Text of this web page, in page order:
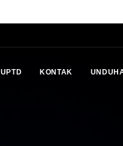
UPTD KONTAK